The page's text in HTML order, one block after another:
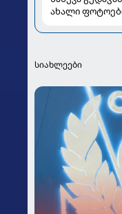
ახალი
სიახლეები